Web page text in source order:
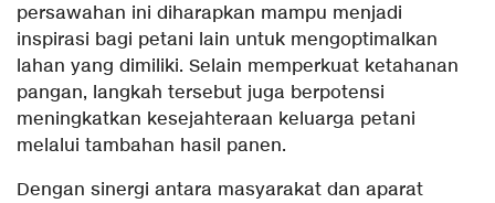
persawahan ini diharapkan mampu menjadi
inspirasi bagi petani lain untuk mengoptimalkan
lahan yang dimiliki. Selain memperkuat ketahanan
pangan, langkah tersebut juga berpotensi
meningkatkan kesejahteraan keluarga petani
melalui tambahan hasil panen.
Dengan sinergi antara masyarakat dan aparat